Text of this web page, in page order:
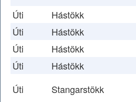
Úti
Hástökk
Úti
Hástökk
Úti
Hástökk
Úti
Hástökk
Úti
Stangarstökk